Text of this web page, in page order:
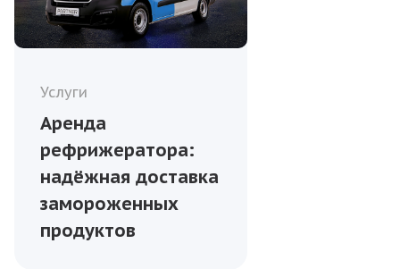
Услуги
Аренда
рефрижератора:
надёжная доставка
замороженных
продуктов